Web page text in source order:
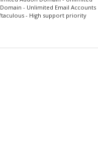
- Unlimited Email Accounts
- High support priority